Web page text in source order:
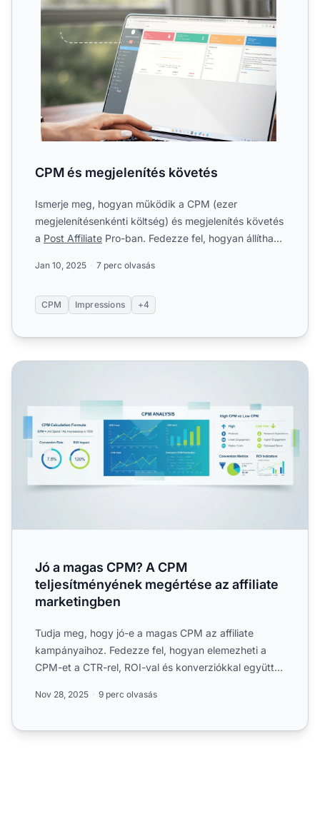
CPM és megjelenítés követés
Ismerje meg, hogyan működik a CPM (ezer
megjelenítésenkénti költség) és megjelenítés követés
a Post Affiliate Pro-ban. Fedezze fel, hogyan állíthat
Jan 10, 2025 7 perc olvasás
CPM Impressions +4
Jó a magas CPM? A CPM teljesítményének megértése
Jó a magas CPM? A CPM
teljesítményének megértése az affiliate
marketingben
Tudja meg, hogy jó-e a magas CPM az affiliate
kampányaihoz. Fedezze fel, hogyan elemezheti a
CPM-et a CTR-rel, ROI-val és konverziókkal együtt,
Nov 28, 2025 9 perc olvasás